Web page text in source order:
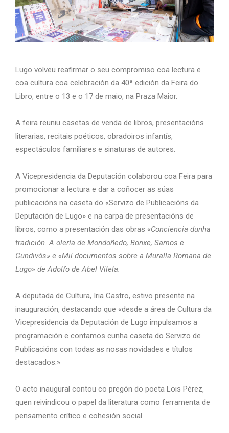
Lugo volveu reafirmar o seu compromiso coa lectura e
coa cultura coa celebración da 40ª edición da Feira do
Libro, entre o 13 e o 17 de maio, na Praza Maior.
A feira reuniu casetas de venda de libros, presentacións
literarias, recitais poéticos, obradoiros infantís,
espectáculos familiares e sinaturas de autores.
A Vicepresidencia da Deputación colaborou coa Feira para
promocionar a lectura e dar a coñocer as súas
publicacións na caseta do «Servizo de Publicacións da
Deputación de Lugo» e na carpa de presentacións de
libros, como a presentación das obras «Conciencia dunha
tradición. A olería de Mondoñedo, Bonxe, Samos e
Gundivós» e «Mil documentos sobre a Muralla Romana de
Lugo» de Adolfo de Abel Vilela.
A deputada de Cultura, Iria Castro, estivo presente na
inauguración, destacando que «desde a área de Cultura da
Vicepresidencia da Deputación de Lugo impulsamos a
programación e contamos cunha caseta do Servizo de
Publicacións con todas as nosas novidades e títulos
destacados.»
O acto inaugural contou co pregón do poeta Lois Pérez,
quen reivindicou o papel da literatura como ferramenta de
pensamento crítico e cohesión social.